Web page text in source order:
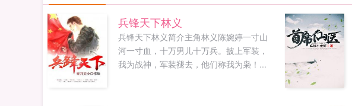
兵锋天下林义
兵锋天下林义简介主角林义陈婉婷一寸山
河一寸血，十万男儿十万兵。披上军装，
我为战神，军装褪去，他们称我为枭！...